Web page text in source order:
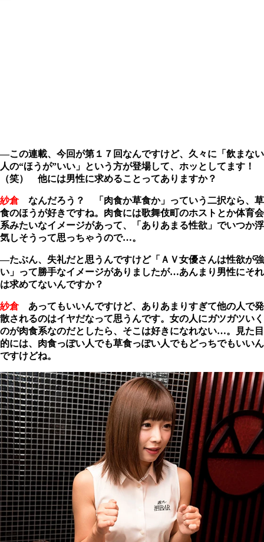
―この連載、今回が第１７回なんですけど、久々に「飲まない
人の“ほうが”いい」という方が登場して、ホッとしてます！
（笑） 他には男性に求めることってありますか？
紗倉なんだろう？ 「肉食か草食か」っていう二択なら、草
食のほうが好きですね。肉食には歌舞伎町のホストとか体育会
系みたいなイメージがあって、「ありあまる性欲」でいつか浮
気しそうって思っちゃうので…。
―たぶん、失礼だと思うんですけど「ＡＶ女優さんは性欲が強
い」って勝手なイメージがありましたが…あんまり男性にそれ
は求めてないんですか？
紗倉あってもいいんですけど、ありあまりすぎて他の人で発
散されるのはイヤだなって思うんです。女の人にガツガツいく
のが肉食系なのだとしたら、そこは好きになれない…。見た目
的には、肉食っぽい人でも草食っぽい人でもどっちでもいいん
ですけどね。